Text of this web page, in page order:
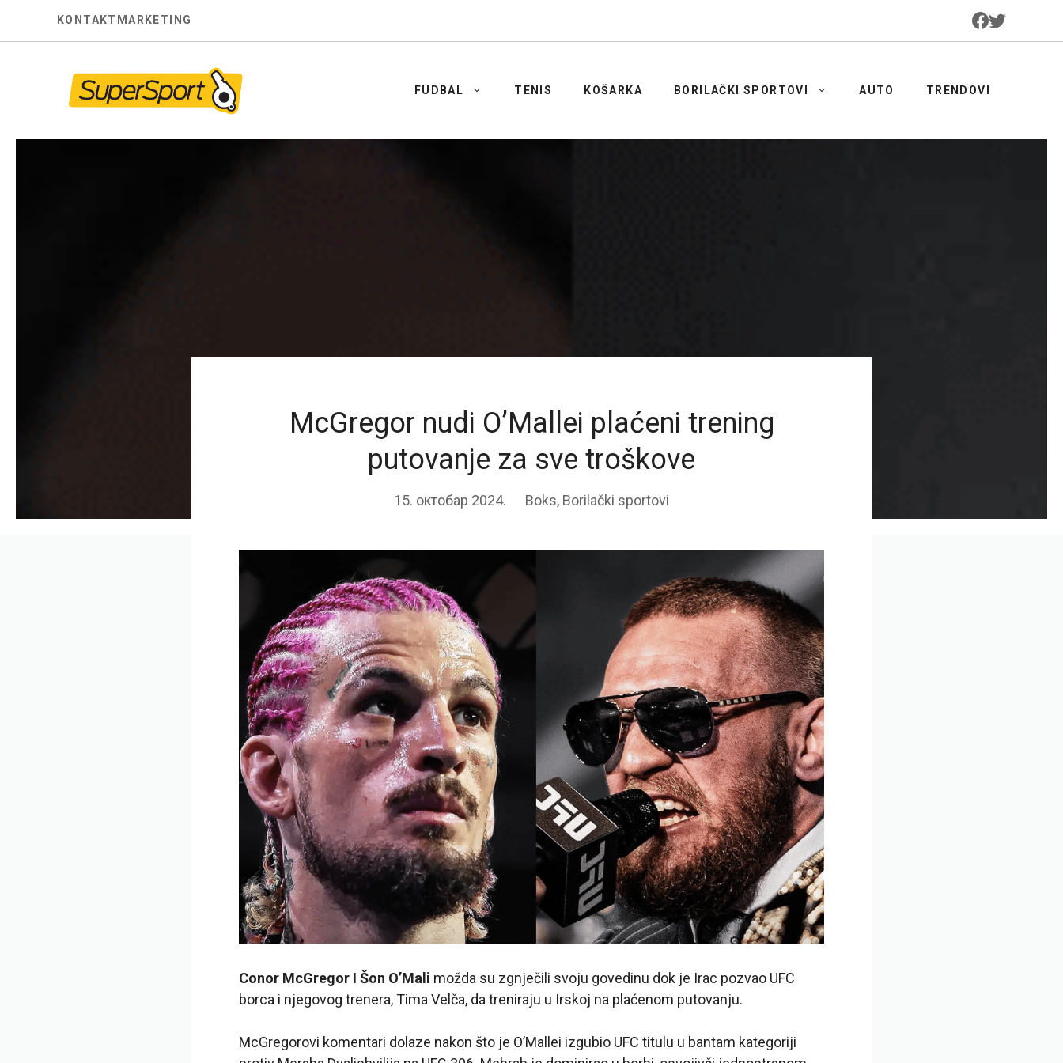
KONTAKT MARKETING
FUDBAL TENIS KOŠARKA BORILAČKI SPORTOVI AUTO TRENDOVI
McGregor nudi O’Mallei plaćeni trening
putovanje za sve troškove
15. октобар 2024. Boks, Borilački sportovi
Conor McGregor I Šon O’Mali možda su zgnječili svoju govedinu dok je Irac pozvao UFC
borca i njegovog trenera, Tima Velča, da treniraju u Irskoj na plaćenom putovanju.
McGregorovi komentari dolaze nakon što je O’Mallei izgubio UFC titulu u bantam kategoriji